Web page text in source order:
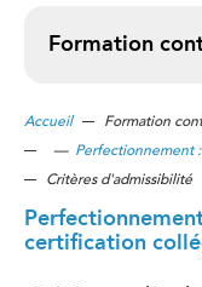
Formation
Accueil
Formation
— Perfectionnement
Critères d'admissibilité
certification